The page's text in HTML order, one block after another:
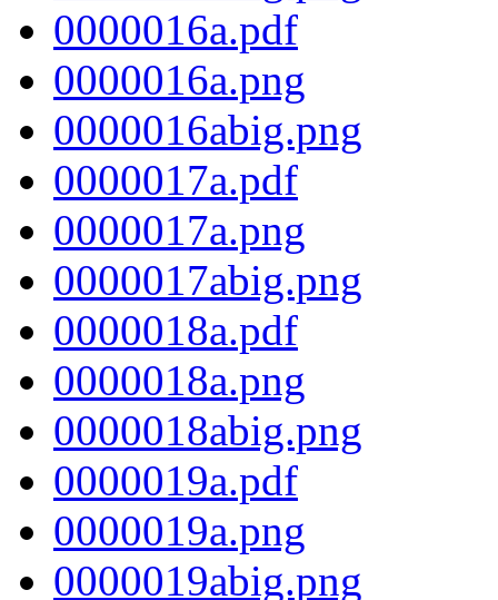
0000016a.pdf
0000016a.png
0000016abig.png
0000017a.pdf
0000017a.png
0000017abig.png
0000018a.pdf
0000018a.png
0000018abig.png
0000019a.pdf
0000019a.png
0000019abig.png